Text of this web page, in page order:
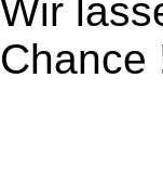
Wir
Chance